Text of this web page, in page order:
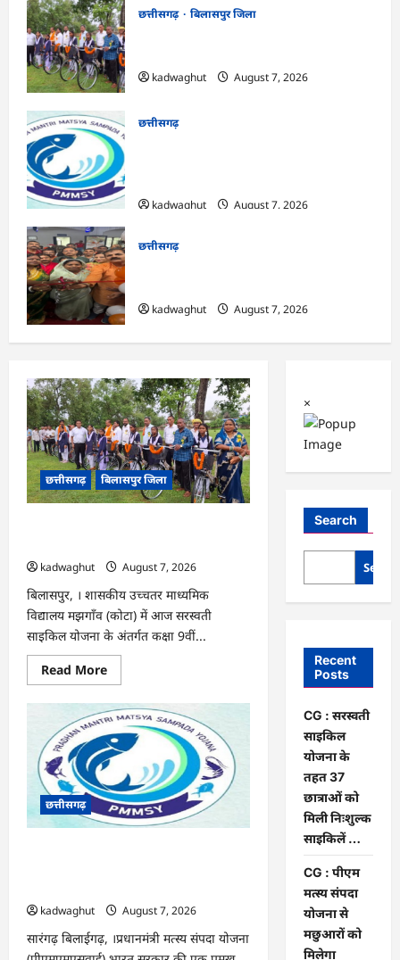
छत्तीसगढ़
बिलासपुर जिला
kadwaghut
August 7, 2026
छत्तीसगढ़
kadwaghut
August 7, 2026
छत्तीसगढ़
kadwaghut
August 7, 2026
छत्तीसगढ़ बिलासपुर जिला
kadwaghut
August 7, 2026
बिलासपुर, । शासकीय उच्चतर माध्यमिक
विद्यालय मझगाँव (कोटा) में आज सरस्वती
साइकिल योजना के अंतर्गत कक्षा 9वीं...
Read MoreRead
more
CG
:
सरस्वती
साइकिल
योजना
के
तहत
37
छात्राओं
को
मिली
छत्तीसगढ़
kadwaghut
August 7, 2026
सारंगढ़ बिलाईगढ़, ।प्रधानमंत्री मत्स्य संपदा योजना
×
Search
Recent
Posts
CG : सरस्वती
साइकिल
योजना के
तहत 37
छात्राओं को
मिली निःशुल्क
साइकिलें …
CG : पीएम
मत्स्य संपदा
योजना से
मछुआरों को
मिलेगा